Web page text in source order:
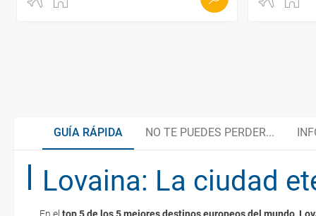
GUÍA RÁPIDA NO TE PUEDES PERDER...
Lovaina: La ciudad
Maestros Flamencos
Organiza tu viaje